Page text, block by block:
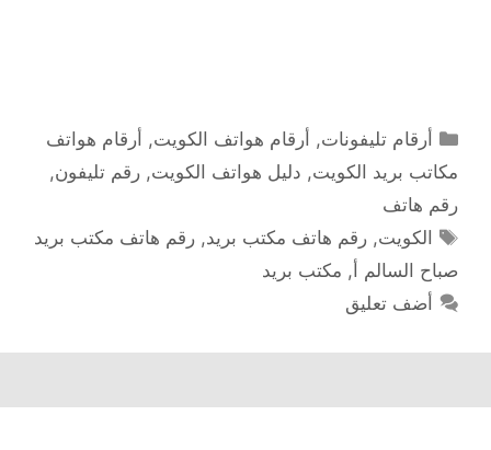
التصنيفات
أرقام تليفونات, أرقام هواتف الكويت, أرقام هواتف
مكاتب بريد الكويت, دليل هواتف الكويت, رقم تليفون,
رقم هاتف
الوسوم
الكويت,رقم هاتف مكتب بريد,رقم هاتف مكتب بريد
صباح السالم أ , مكتب بريد
أضف تعليق